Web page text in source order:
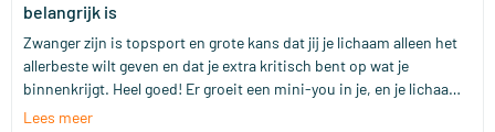
belangrijk is
Zwanger zijn is topsport en grote kans dat jij je lichaam alleen het
allerbeste wilt geven en dat je extra kritisch bent op wat je
binnenkrijgt. Heel goed! Er groeit een mini-you in je, en je lichaam
kan daarvoor wel wat extra ondersteuning gebruiken. Eén van die
Lees meer